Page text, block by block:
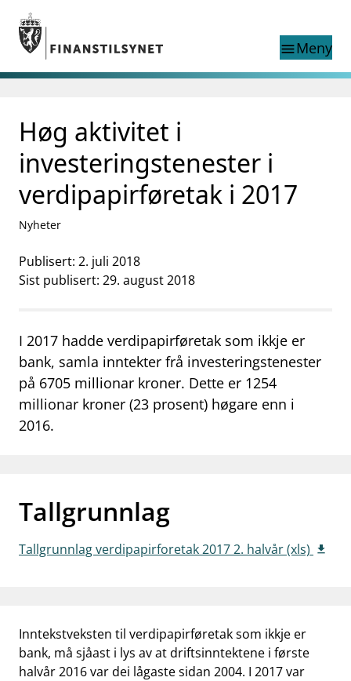
Gå til hovedinnhold
Gå til søkesiden
menuMeny
nettstedet
language
English
exist in English
English home page
Aktuelt
Finanstilsynets registre
supervisor_account Forbrukerinformasjon
mail_outlineKontakt oss
work_outlineJobb hos oss
dashboardInformasjon for investorer
Høg aktivitet i
investeringstenester i
verdipapirføretak i 2017
Nyheter
Publisert: 2. juli 2018
Sist publisert: 29. august 2018
I 2017 hadde verdipapirføretak som ikkje er
bank, samla inntekter frå investeringstenester
på 6705 millionar kroner. Dette er 1254
millionar kroner (23 prosent) høgare enn i
2016.
Tallgrunnlag
Tallgrunnlag verdipapirforetak 2017 2. halvår (xls)
Inntekstveksten til verdipapirføretak som ikkje er
bank, må sjåast i lys av at driftsinntektene i første
halvår 2016 var dei lågaste sidan 2004. I 2017 var